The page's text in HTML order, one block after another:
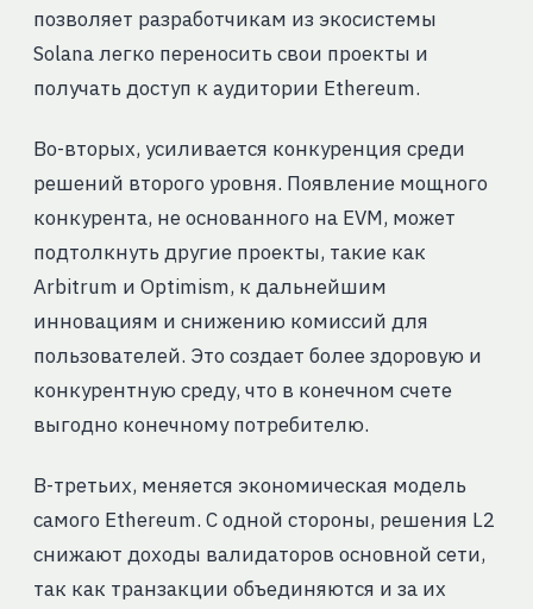
позволяет разработчикам из экосистемы
Solana легко переносить свои проекты и
получать доступ к аудитории Ethereum.
Во-вторых, усиливается конкуренция среди
решений второго уровня. Появление мощного
конкурента, не основанного на EVM, может
подтолкнуть другие проекты, такие как
Arbitrum и Optimism, к дальнейшим
инновациям и снижению комиссий для
пользователей. Это создает более здоровую и
конкурентную среду, что в конечном счете
выгодно конечному потребителю.
В-третьих, меняется экономическая модель
самого Ethereum. С одной стороны, решения L2
снижают доходы валидаторов основной сети,
так как транзакции объединяются и за их